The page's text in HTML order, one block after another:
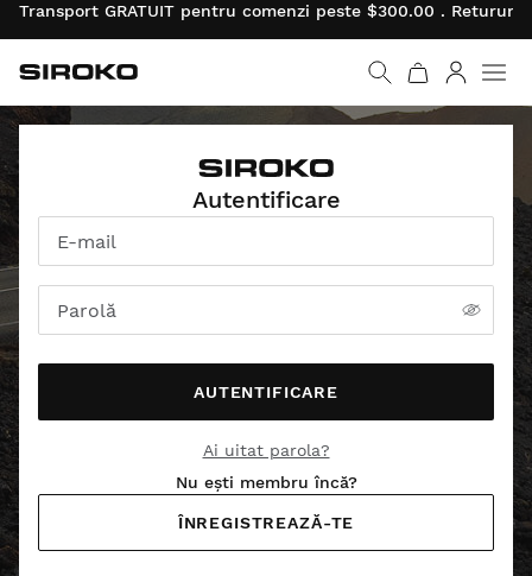
Transport GRATUIT pentru comenzi peste $300.00 .
Mergi la pagina
Siroko.com
Autentificare
E-mail
Parolă
AUTENTIFICARE
Ai uitat parola?
Nu ești membru încă?
ÎNREGISTREAZĂ-TE